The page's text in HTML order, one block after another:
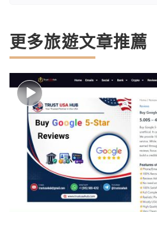
更多旅遊文章推薦